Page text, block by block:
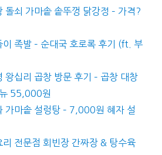
돌쇠 가마솥 솥뚜껑 닭강정 – 가격?
이 족발 – 순대국 호로록 후기 (ft. 부
왕십리 곱창 방문 후기 – 곱창 대창
55,000원
가마솥 설렁탕 – 7,000원 혜자 설
리 전문점 회빈장 간짜장 & 탕수육